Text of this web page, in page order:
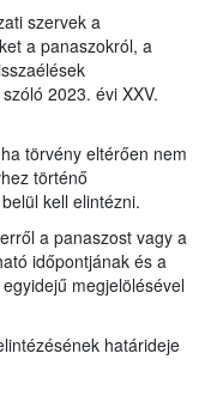
szervek a
a panaszokról, a
2023. évi XXV.
törvény eltérően nem
történő
kell elintézni.
a panaszost vagy a
időpontjának és a
megjelölésével
határideje